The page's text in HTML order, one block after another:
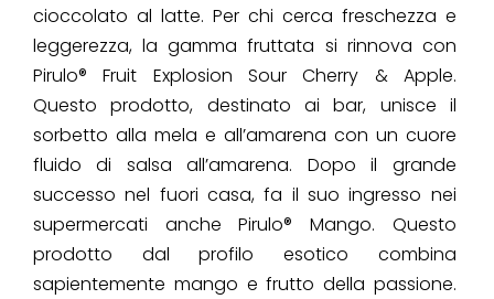
cioccolato al latte. Per chi cerca freschezza e
leggerezza, la gamma fruttata si rinnova con
Pirulo® Fruit Explosion Sour Cherry & Apple.
Questo prodotto, destinato ai bar, unisce il
sorbetto alla mela e all’amarena con un cuore
fluido di salsa all’amarena. Dopo il grande
successo nel fuori casa, fa il suo ingresso nei
supermercati anche Pirulo® Mango. Questo
prodotto dal profilo esotico combina
sapientemente mango e frutto della passione.